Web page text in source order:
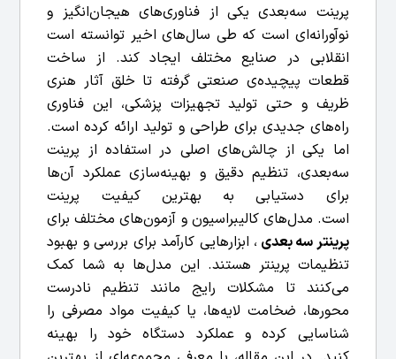
پرینت سه‌بعدی یکی از فناوری‌های هیجان‌انگیز و
نوآورانه‌ای است که طی سال‌های اخیر توانسته است
انقلابی در صنایع مختلف ایجاد کند. از ساخت
قطعات پیچیده‌ی صنعتی گرفته تا خلق آثار هنری
ظریف و حتی تولید تجهیزات پزشکی، این فناوری
راه‌های جدیدی برای طراحی و تولید ارائه کرده است.
اما یکی از چالش‌های اصلی در استفاده از پرینت
سه‌بعدی، تنظیم دقیق و بهینه‌سازی عملکرد آن‌ها
برای دستیابی به بهترین کیفیت پرینت
است. مدل‌های کالیبراسیون و آزمون‌های مختلف برای
پرینتر سه‌ بعدی ، ابزارهایی کارآمد برای بررسی و بهبود
تنظیمات پرینتر هستند. این مدل‌ها به شما کمک
می‌کنند تا مشکلات رایج مانند تنظیم نادرست
محور‌ها، ضخامت لایه‌ها، یا کیفیت مواد مصرفی را
شناسایی کرده و عملکرد دستگاه خود را بهینه